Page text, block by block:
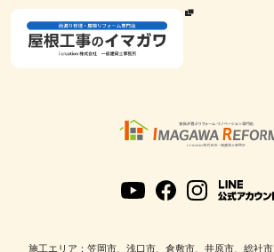
施工エリア：笠岡市、浅口市、倉敷市、井原市、総社